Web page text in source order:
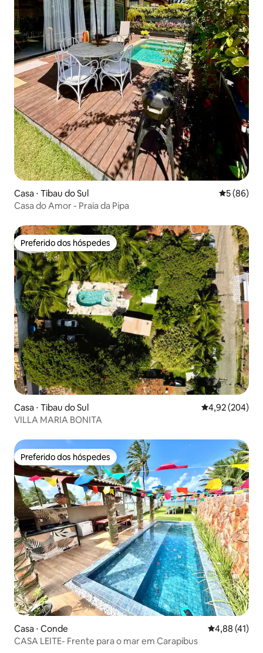
Casa ⋅ Tibau do Sul 5 de uma
5 (86)
Casa do Amor - Praia da Pipa
Preferido dos hóspedes
Preferido dos hóspedes
Casa ⋅ Tibau do Sul 4,92 de uma
4,92 (204)
VILLA MARIA BONITA
Preferido dos hóspedes
Preferido dos hóspedes
Casa ⋅ Conde 4,88 de uma
4,88 (41)
CASA LEITE- Frente para o mar em Carapibus